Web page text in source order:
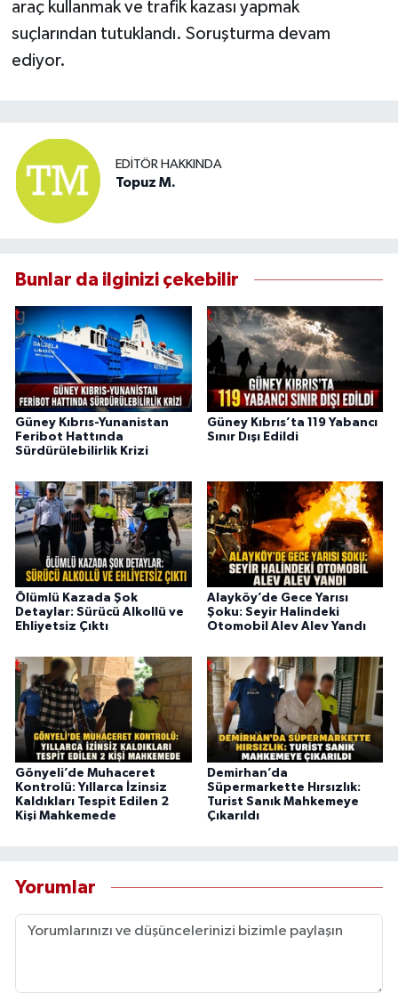
araç kullanmak ve trafik kazası yapmak
suçlarından tutuklandı. Soruşturma devam
ediyor.
EDITÖR HAKKINDA
Topuz M.
Bunlar da ilginizi çekebilir
Güney Kıbrıs-Yunanistan
Feribot Hattında
Sürdürülebilirlik Krizi
Güney Kıbrıs’ta 119 Yabancı
Sınır Dışı Edildi
Ölümlü Kazada Şok
Detaylar: Sürücü Alkollü ve
Ehliyetsiz Çıktı
Alayköy’de Gece Yarısı
Şoku: Seyir Halindeki
Otomobil Alev Alev Yandı
Gönyeli’de Muhaceret
Kontrolü: Yıllarca İzinsiz
Kaldıkları Tespit Edilen 2
Kişi Mahkemede
Demirhan’da
Süpermarkette Hırsızlık:
Turist Sanık Mahkemeye
Çıkarıldı
Yorumlar